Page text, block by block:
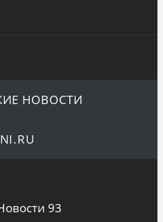
НОВОСТИ
93